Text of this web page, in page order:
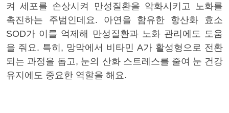
켜 세포를 손상시켜 만성질환을 악화시키고 노화를
촉진하는 주범인데요. 아연을 함유한 항산화 효소
SOD가 이를 억제해 만성질환과 노화 관리에도 도움
을 줘요. 특히, 망막에서 비타민 A가 활성형으로 전환
되는 과정을 돕고, 눈의 산화 스트레스를 줄여 눈 건강
유지에도 중요한 역할을 해요.